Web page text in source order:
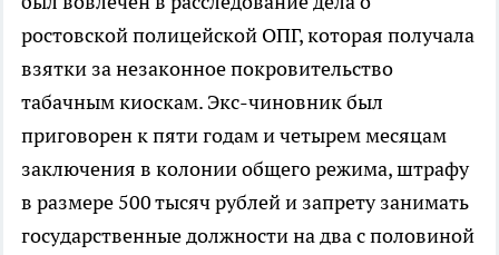
ростовской полицейской ОПГ, которая получала
взятки за незаконное покровительство
табачным киоскам. Экс-чиновник был
приговорен к пяти годам и четырем месяцам
заключения в колонии общего режима, штрафу
в размере 500 тысяч рублей и запрету занимать
государственные должности на два с половиной